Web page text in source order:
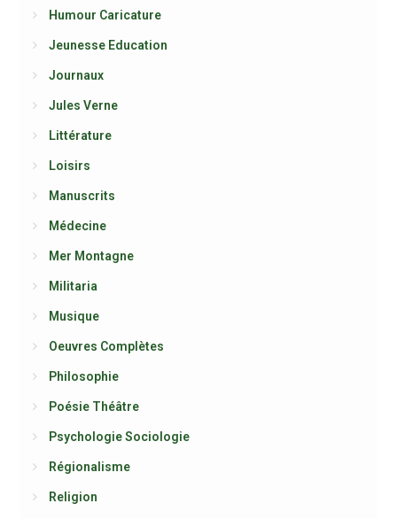
Humour Caricature
Jeunesse Education
Journaux
Jules Verne
Littérature
Loisirs
Manuscrits
Médecine
Mer Montagne
Militaria
Musique
Oeuvres Complètes
Philosophie
Poésie Théâtre
Psychologie Sociologie
Régionalisme
Religion